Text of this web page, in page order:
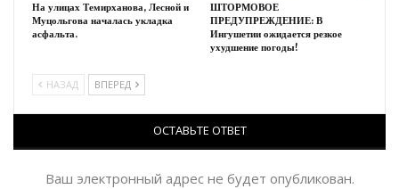
На улицах Темирханова, Лесной и
Муцольгова началась укладка
асфальта.
ШТОРМОВОЕ
ПРЕДУПРЕЖДЕНИЕ: В
Ингушетии ожидается резкое
ухудшение погоды!
НАЗАД ВПЕРЕД
ОСТАВЬТЕ ОТВЕТ
Ваш электронный адрес не будет опубликован.